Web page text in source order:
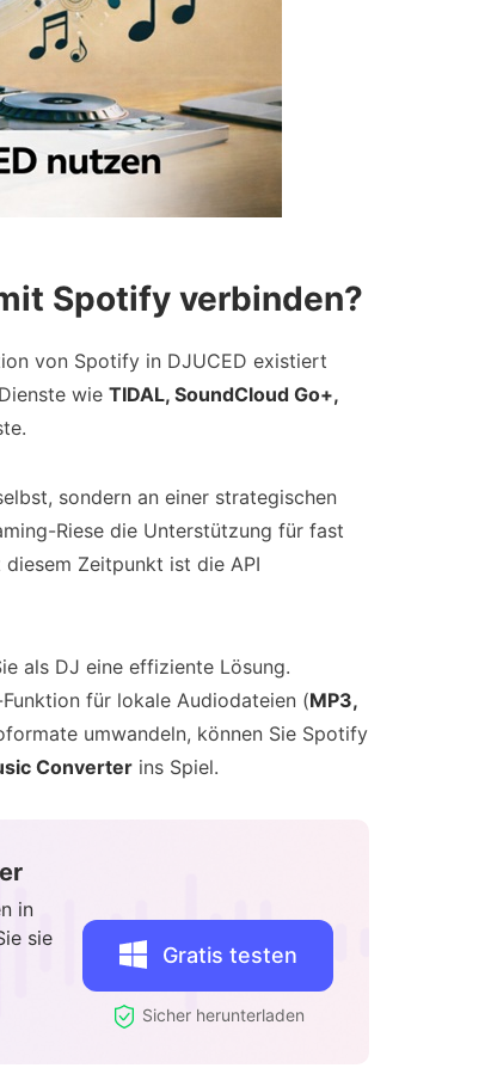
Spotify verbinden?
von Spotify in DJUCED existiert
wie TIDAL, SoundCloud Go+,
sondern an einer strategischen
Riese die Unterstützung für fast
Zeitpunkt ist die API
als DJ eine effiziente Lösung.
für lokale Audiodateien (MP3,
umwandeln, können Sie Spotify
Converter ins Spiel.
in
sie
Gratis testen
Sicher herunterladen